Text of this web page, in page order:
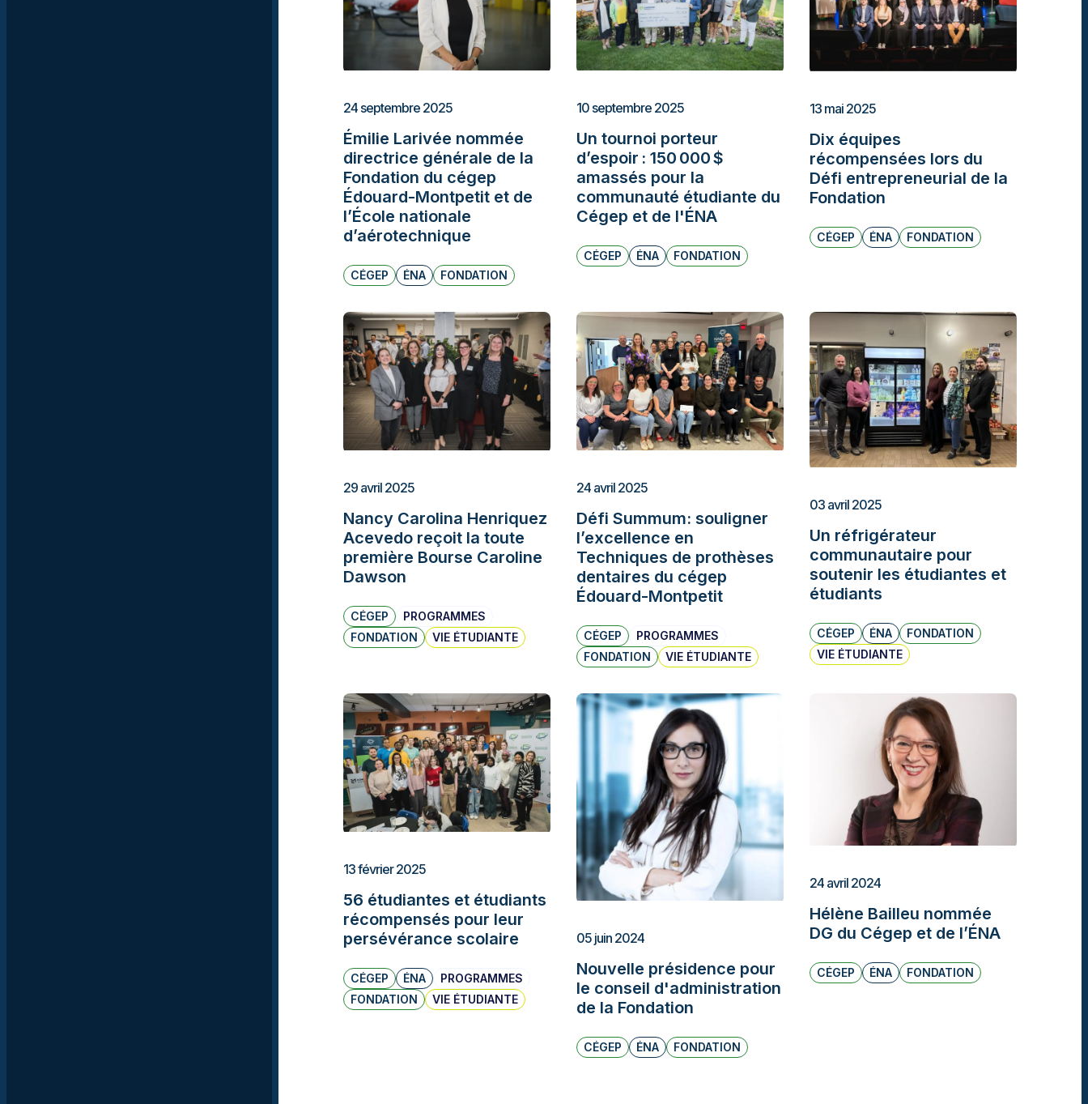
24 septembre 2025
Émilie Larivée nommée
directrice générale de la
Fondation du cégep
Édouard-Montpetit et de
l’École nationale
d’aérotechnique
CÉGEP ÉNA FONDATION
10 septembre 2025
Un tournoi porteur
d’espoir : 150 000 $
amassés pour la
communauté étudiante du
Cégep et de l'ÉNA
CÉGEP ÉNA FONDATION
13 mai 2025
Dix équipes
récompensées lors du
Défi entrepreneurial de la
Fondation
CÉGEP ÉNA FONDATION
29 avril 2025
Nancy Carolina Henriquez
Acevedo reçoit la toute
première Bourse Caroline
Dawson
CÉGEP
PROGRAMMES
FONDATION
VIE ÉTUDIANTE
24 avril 2025
Défi Summum: souligner
l’excellence en
Techniques de prothèses
dentaires du cégep
Édouard-Montpetit
CÉGEP
PROGRAMMES
FONDATION
VIE ÉTUDIANTE
03 avril 2025
Un réfrigérateur
communautaire pour
soutenir les étudiantes et
étudiants
CÉGEP ÉNA
FONDATION
VIE ÉTUDIANTE
13 février 2025
56 étudiantes et étudiants
récompensés pour leur
persévérance scolaire
CÉGEP ÉNA
PROGRAMMES
FONDATION
VIE ÉTUDIANTE
05 juin 2024
Nouvelle présidence pour
le conseil d'administration
de la Fondation
CÉGEP ÉNA FONDATION
24 avril 2024
Hélène Bailleu nommée
DG du Cégep et de l’ÉNA
CÉGEP ÉNA FONDATION